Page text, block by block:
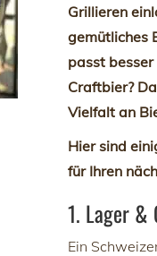
Grillieren
gemütliches
passt
Craftbier?
Vielfalt an
Hier sind
für Ihren
1. Lager
Ein